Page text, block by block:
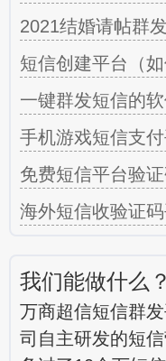
2021结婚请帖群
短信创建平台（
一键群发短信的
手机游戏短信支
免费短信平台验
海外短信收验证码
我们能做什么？
万商超信短信群
司自主研发的短